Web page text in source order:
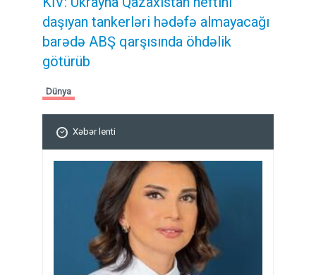
daşıyan tankerləri hədəfə almayacağı
barədə ABŞ qarşısında öhdəlik
götürüb
Dünya
Xəbər lenti